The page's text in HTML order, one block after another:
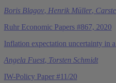
Boris Blagov, Henrik Müller,
Ruhr Economic Papers #867, 2020
Inflation expectation uncertainty in
Angela Fuest, Torsten Schmidt
IW-Policy Paper #11/20